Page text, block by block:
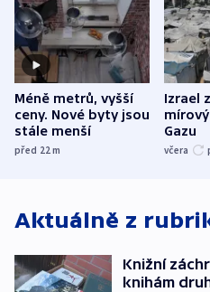
Méně metrů, vyšší
ceny. Nové byty jsou
stále menší
před 22m
Izrael
Gazu
včera
Aktuálně z
Knižní
knihám